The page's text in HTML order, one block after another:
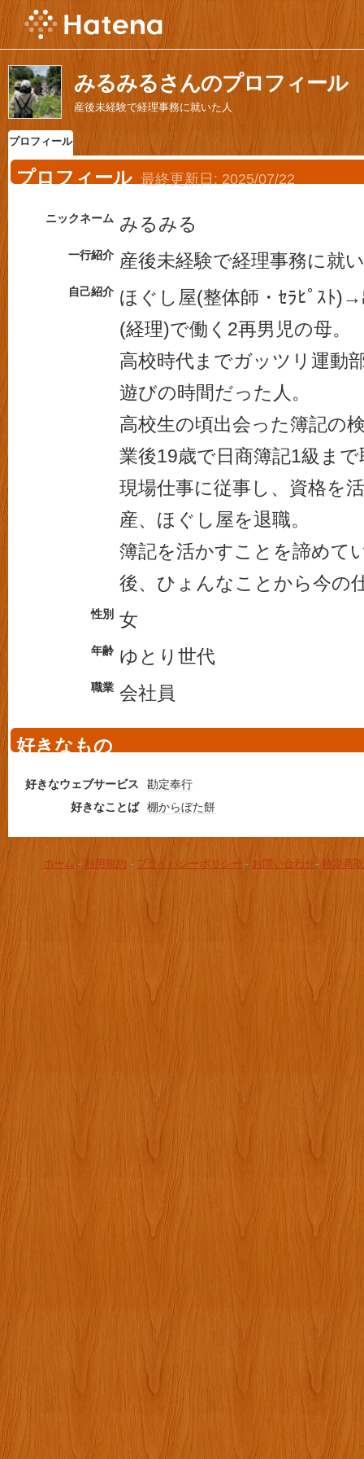
みるみるさんのプロフィール
産後未経験で経理事務に就いた人
プロフィール
プロフィール 最終更新日: 2025/07/22
ニックネーム みるみる
一行紹介 産後未経験で経理事務に就
自己紹介 ほぐし屋(整体師・ｾﾗﾋﾟｽﾄ
(経理)で働く2再男児の母。
高校時代までガッツリ運動
遊びの時間だった人。
高校生の頃出会った簿記の
業後19歳で日商簿記1級ま
現場仕事に従事し、資格を
産、ほぐし屋を退職。
簿記を活かすことを諦めて
後、ひょんなことから今の
性別 女
年齢 ゆとり世代
職業 会社員
好きなもの
好きなウェブサービス
勘定奉行
好きなことば
棚からぼた餅
ホーム - 利用規約 - プライバシーポリシー - お問い合わせ- 特定商